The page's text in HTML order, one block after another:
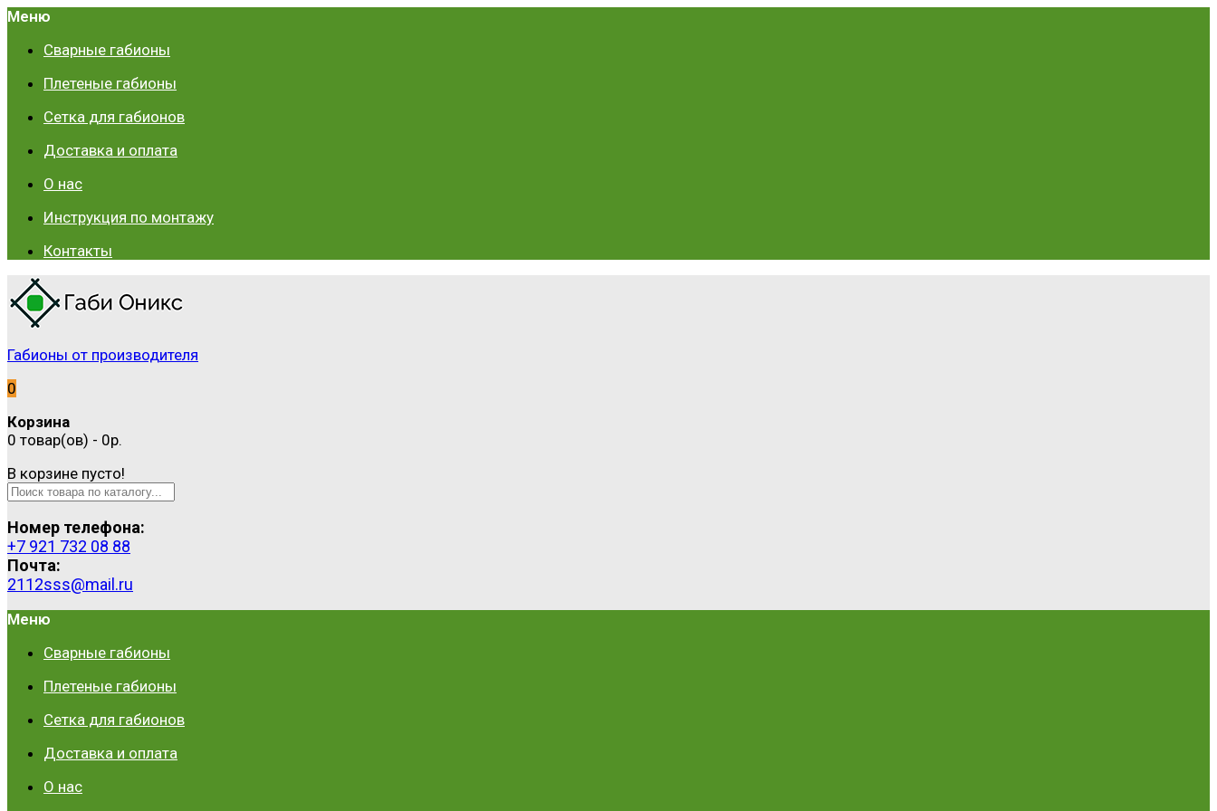
Меню
Сварные габионы
Плетеные габионы
Сетка для габионов
Доставка и оплата
О нас
Инструкция по монтажу
Контакты
Габионы от производителя
0
Корзина
0 товар(ов) - 0р.
В корзине пусто!
Номер телефона:
+7 921 732 08 88
Почта:
2112sss@mail.ru
Меню
Сварные габионы
Плетеные габионы
Сетка для габионов
Доставка и оплата
О нас